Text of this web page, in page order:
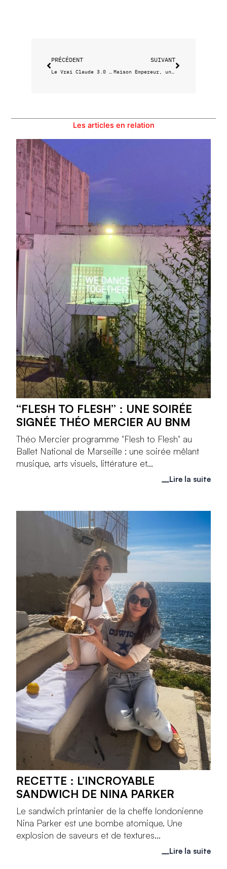
PRÉCÉDENT
Le Vrai Claude 3.0 de K-Way à gagner !
SUIVANT
Maison Empereur, une nouvelle boutique
Les articles en relation
“FLESH TO FLESH” : UNE SOIRÉE
SIGNÉE THÉO MERCIER AU BNM
Théo Mercier programme "Flesh to Flesh" au
Ballet National de Marseille : une soirée mêlant
musique, arts visuels, littérature et...
Lire la suite
RECETTE : L’INCROYABLE
SANDWICH DE NINA PARKER
Le sandwich printanier de la cheffe londonienne
Nina Parker est une bombe atomique. Une
explosion de saveurs et de textures...
Lire la suite